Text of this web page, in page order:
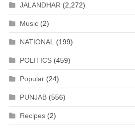
JALANDHAR (2,272)
Music(2)
NATIONAL (199)
POLITICS(459)
Popular(24)
PUNJAB(556)
Recipes(2)